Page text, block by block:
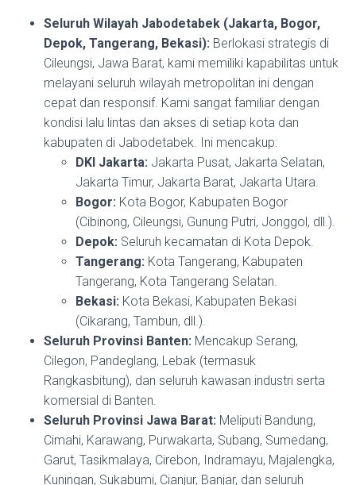
Seluruh Wilayah Jabodetabek (Jakarta, Bogor,
Depok, Tangerang, Bekasi): Berlokasi strategis di
Cileungsi, Jawa Barat, kami memiliki kapabilitas untuk
melayani seluruh wilayah metropolitan ini dengan
cepat dan responsif. Kami sangat familiar dengan
kondisi lalu lintas dan akses di setiap kota dan
kabupaten di Jabodetabek. Ini mencakup:
DKI Jakarta: Jakarta Pusat, Jakarta Selatan,
Jakarta Timur, Jakarta Barat, Jakarta Utara.
Bogor: Kota Bogor, Kabupaten Bogor
(Cibinong, Cileungsi, Gunung Putri, Jonggol, dll.).
Depok: Seluruh kecamatan di Kota Depok.
Tangerang: Kota Tangerang, Kabupaten
Tangerang, Kota Tangerang Selatan.
Bekasi: Kota Bekasi, Kabupaten Bekasi
(Cikarang, Tambun, dll.).
Seluruh Provinsi Banten: Mencakup Serang,
Cilegon, Pandeglang, Lebak (termasuk
Rangkasbitung), dan seluruh kawasan industri serta
komersial di Banten.
Seluruh Provinsi Jawa Barat: Meliputi Bandung,
Cimahi, Karawang, Purwakarta, Subang, Sumedang,
Garut, Tasikmalaya, Cirebon, Indramayu, Majalengka,
Kuningan, Sukabumi, Cianjur, Banjar, dan seluruh